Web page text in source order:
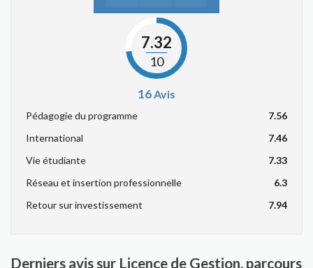
7.32
10
16Avis
Pédagogie du programme
7.56
International
7.46
Vie étudiante
7.33
Réseau et insertion professionnelle
6.3
Retour sur investissement
7.94
Derniers avis sur Licence de Gestion, parcours